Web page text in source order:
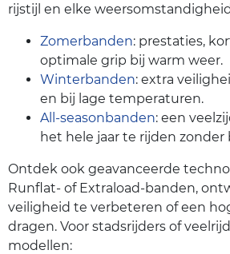
rijstijl en elke
Zomerbanden: prestaties,
optimale grip bij warm weer.
Winterbanden: extra
en bij lage temperaturen.
All-seasonbanden: een
het hele jaar te rijden zonder
Ontdek ook geavanceerde
Runflat- of Extraload-banden,
veiligheid te verbeteren of een
dragen. Voor stadsrijders of
modellen: